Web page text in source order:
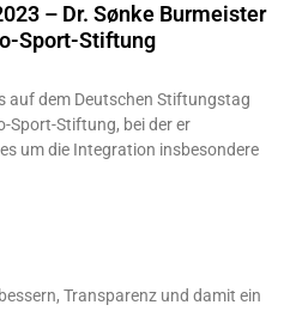
– Dr. Sønke Burmeister
Sport-Stiftung
auf dem Deutschen Stiftungstag
Sport-Stiftung, bei der er
um die Integration insbesondere
Transparenz und damit ein